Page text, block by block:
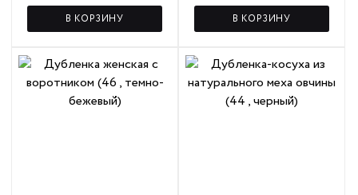
В КОРЗИНУ В КОРЗИНУ